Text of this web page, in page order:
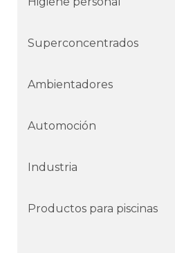
Superconcentrados
Ambientadores
Automoción
Industria
Productos para piscinas